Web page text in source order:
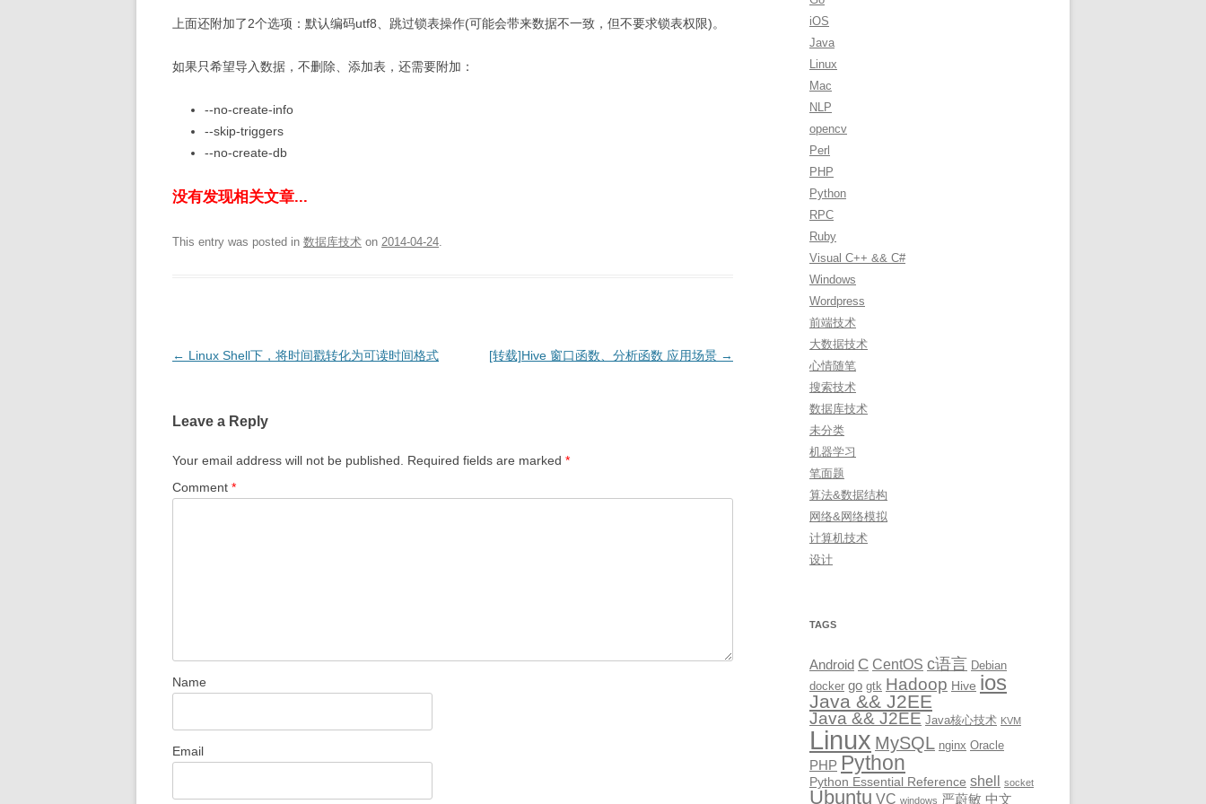
上面还附加了2个选项：默认编码utf8、跳过锁表操作(可能会带来数据不一致，但不要求锁表权限)。
如果只希望导入数据，不删除、添加表，还需要附加：
--no-create-info
--skip-triggers
--no-create-db
没有发现相关文章...
This entry was posted in 数据库技术 on 2014-04-24.
Post
← Linux Shell下，将时间戳转化为可读时间格式 [转载]Hive 窗口函数、分析函数 应用场景 →
Leave a Reply
Your email address will not be published. Required fields are marked *
Comment *
Name
Email
r
:
iOS
Java
Linux
Mac
NLP
opencv
Perl
PHP
Python
RPC
Ruby
Visual C++ && C#
Windows
Wordpress
前端技术
大数据技术
心情随笔
搜索技术
数据库技术
未分类
机器学习
笔面题
算法&数据结构
网络&网络模拟
计算机技术
设计
TAGS
Android C CentOS c语言 Debian
docker go gtk Hadoop Hive ios
Java && J2EE
Java && J2EE Java核心技术 KVM
Linux MySQL nginx Oracle
PHP Python
Python Essential Reference shell socket
Ubuntu VC windows 严蔚敏 中文